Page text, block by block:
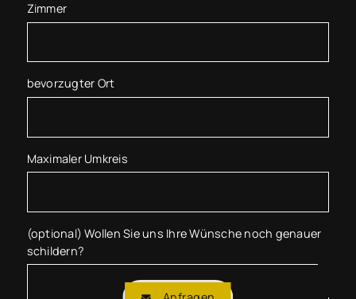
Zimmer
bevorzugter Ort
Maximaler Umkreis
(optional) Wollen Sie uns Ihre Wünsche noch genauer
schildern?